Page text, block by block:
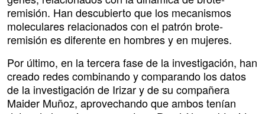
remisión. Han descubierto que los mecanismos
moleculares relacionados con el patrón brote-
remisión es diferente en hombres y en mujeres.
Por último, en la tercera fase de la investigación, han
creado redes combinando y comparando los datos
de la investigación de Irizar y de su compañera
Maider Muñoz, aprovechando que ambos tenían